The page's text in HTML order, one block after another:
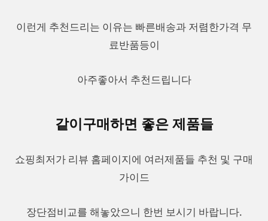
이런게 추천드리는 이유는 빠른배송과 저렴한가격 무
료반품등이
아주좋아서 추천드립니다
같이구매하면 좋은 제품들
쇼핑최저가 리뷰 홈페이지에 여러제품들 추천 및 구매
가이드
장단점비교를 해놓았으니 한번 보시기 바랍니다.